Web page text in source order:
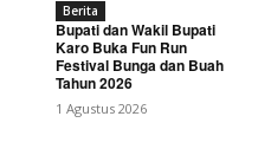
Berita
Bupati dan Wakil Bupati
Karo Buka Fun Run
Festival Bunga dan Buah
Tahun 2026
1 Agustus 2026